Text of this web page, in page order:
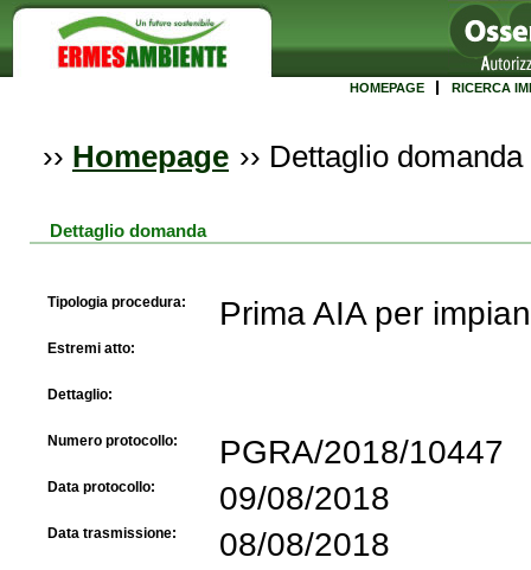
HOMEPAGE RICERCA
›› Homepage ›› Dettaglio domanda
Dettaglio domanda
Tipologia procedura: Prima AIA per
Estremi atto:
Dettaglio:
Numero protocollo: PGRA/2018/10447
Data protocollo: 09/08/2018
Data trasmissione: 08/08/2018